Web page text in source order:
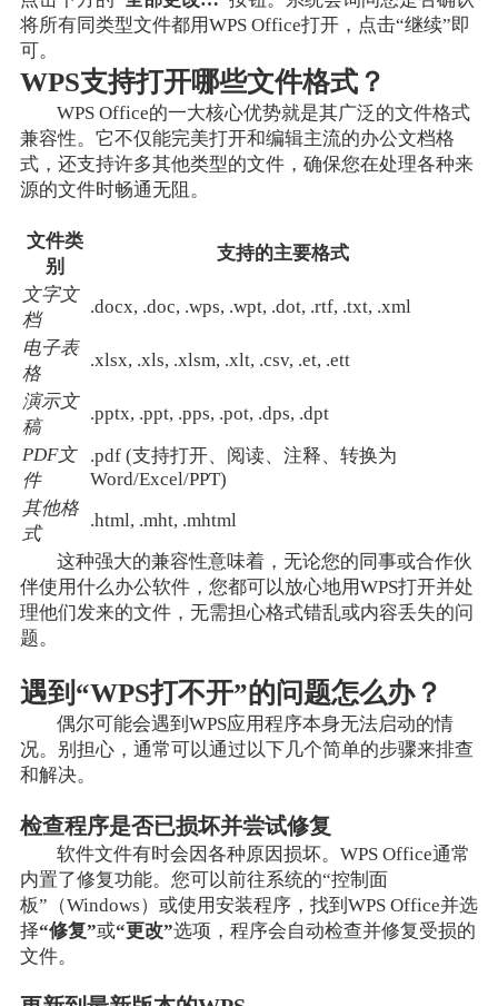
将所有同类型文件都用WPS Office打开，点击“继续”即
可。
WPS支持打开哪些文件格式？
WPS Office的一大核心优势就是其广泛的文件格式
兼容性。它不仅能完美打开和编辑主流的办公文档格
式，还支持许多其他类型的文件，确保您在处理各种来
源的文件时畅通无阻。
文件类
别
支持的主要格式
文字文
档
.docx, .doc, .wps, .wpt, .dot, .rtf, .txt, .xml
电子表
格
.xlsx, .xls, .xlsm, .xlt, .csv, .et, .ett
演示文
稿
.pptx, .ppt, .pps, .pot, .dps, .dpt
PDF文
件
.pdf (支持打开、阅读、注释、转换为
Word/Excel/PPT)
其他格
式
.html, .mht, .mhtml
这种强大的兼容性意味着，无论您的同事或合作伙
伴使用什么办公软件，您都可以放心地用WPS打开并处
理他们发来的文件，无需担心格式错乱或内容丢失的问
题。
遇到“WPS打不开”的问题怎么办？
偶尔可能会遇到WPS应用程序本身无法启动的情
况。别担心，通常可以通过以下几个简单的步骤来排查
和解决。
检查程序是否已损坏并尝试修复
软件文件有时会因各种原因损坏。WPS Office通常
内置了修复功能。您可以前往系统的“控制面
板”（Windows）或使用安装程序，找到WPS Office并选
择“修复”或“更改”选项，程序会自动检查并修复受损的
文件。